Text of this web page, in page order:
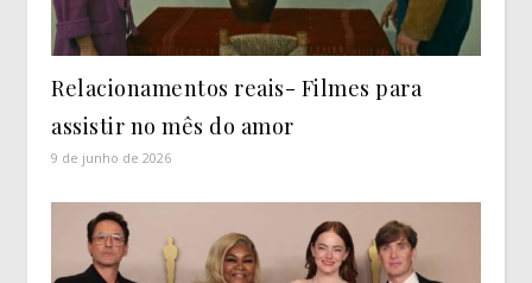
Relacionamentos reais- Filmes para
assistir no mês do amor
9 de junho de 2026